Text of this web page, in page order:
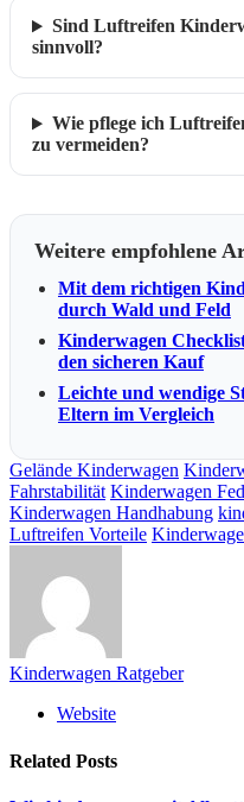
Sind Luftreifen
sinnvoll?
Wie pflege ich
zu vermeiden?
Weitere empfohlene
Mit dem richtigen
durch Wald und Feld
Kinderwagen
den sicheren Kauf
Leichte und wendige
Eltern im Vergleich
Gelände Kinderwagen
Fahrstabilität Kinderwagen
Kinderwagen Handhabung
Luftreifen Vorteile
Kinderwagen Ratgeber
Website
Related Posts